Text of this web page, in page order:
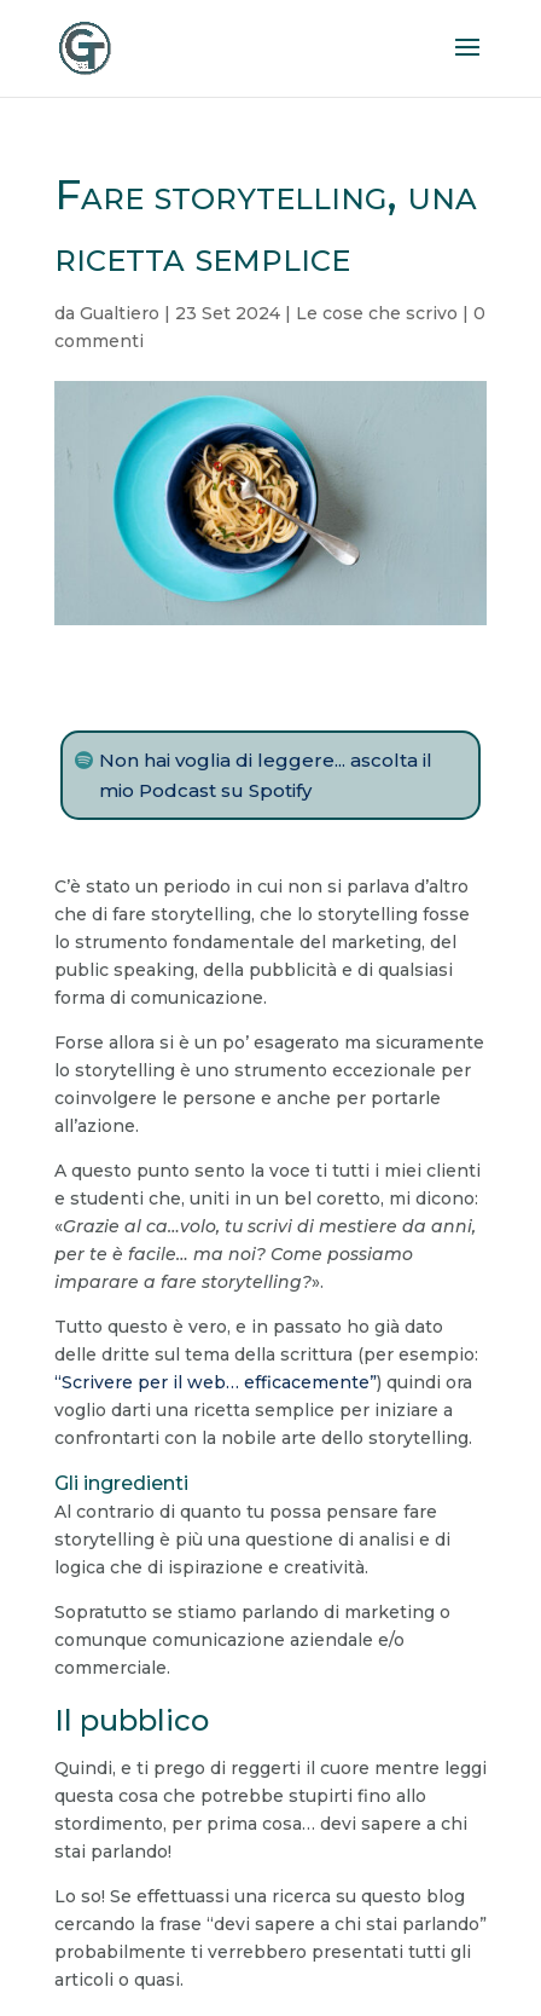
Fare storytelling, una
ricetta semplice
da Gualtiero | 23 Set 2024| Le cose che scrivo | 0
commenti
Non hai voglia di leggere... ascolta il
mio Podcast su Spotify
C’è stato un periodo in cui non si parlava d’altro
che di fare storytelling, che lo storytelling fosse
lo strumento fondamentale del marketing, del
public speaking, della pubblicità e di qualsiasi
forma di comunicazione.
Forse allora si è un po’ esagerato ma sicuramente
lo storytelling è uno strumento eccezionale per
coinvolgere le persone e anche per portarle
all’azione.
A questo punto sento la voce ti tutti i miei clienti
e studenti che, uniti in un bel coretto, mi dicono:
«Grazie al ca…volo, tu scrivi di mestiere da anni,
per te è facile… ma noi? Come possiamo
imparare a fare storytelling?».
Tutto questo è vero, e in passato ho già dato
delle dritte sul tema della scrittura (per esempio:
“Scrivere per il web… efficacemente”) quindi ora
voglio darti una ricetta semplice per iniziare a
confrontarti con la nobile arte dello storytelling.
Gli ingredienti
Al contrario di quanto tu possa pensare fare
storytelling è più una questione di analisi e di
logica che di ispirazione e creatività.
Sopratutto se stiamo parlando di marketing o
comunque comunicazione aziendale e/o
commerciale.
Il pubblico
Quindi, e ti prego di reggerti il cuore mentre leggi
questa cosa che potrebbe stupirti fino allo
stordimento, per prima cosa… devi sapere a chi
stai parlando!
Lo so! Se effettuassi una ricerca su questo blog
cercando la frase “devi sapere a chi stai parlando”
probabilmente ti verrebbero presentati tutti gli
articoli o quasi.